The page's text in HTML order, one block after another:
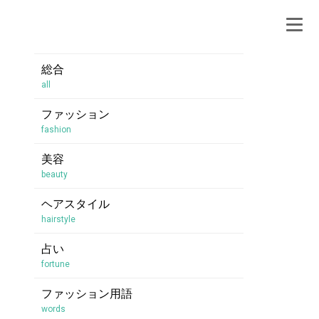
総合
all
ファッション
fashion
美容
beauty
ヘアスタイル
hairstyle
占い
fortune
ファッション用語
words